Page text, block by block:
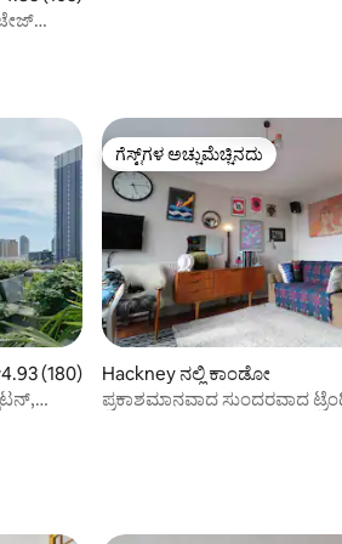
4.93 ಸರಾಸರಿ ರೇಟಿಂಗ್, 180 ವಿಮರ್ಶೆಗಳು
4.93 (180)
ಗೆಸ್ಟ್‌ಗಳ ಅಚ್ಚುಮೆಚ್ಚಿನದು
ಗೆಸ್ಟ್‌ಗಳ ಅಚ್ಚುಮೆಚ್ಚಿನದು
Hackney ನಲ್ಲಿ ಕಾಂಡೋ
ಪ್ರಕಾಶಮಾನವಾದ ಸುಂದರವಾದ